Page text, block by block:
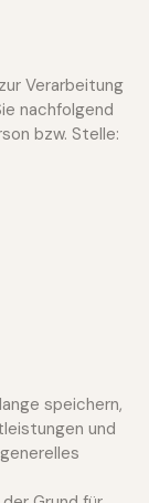
Verarbeitung
nachfolgend
bzw. Stelle:
speichern,
und